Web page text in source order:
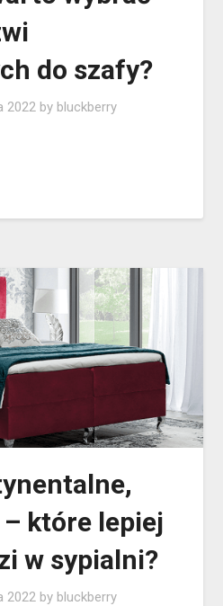
do szafy?
2022 by bluckberry
– które lepiej
w sypialni?
2022 by bluckberry